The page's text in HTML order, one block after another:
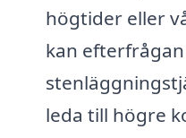
högtider eller
kan
leda till högre